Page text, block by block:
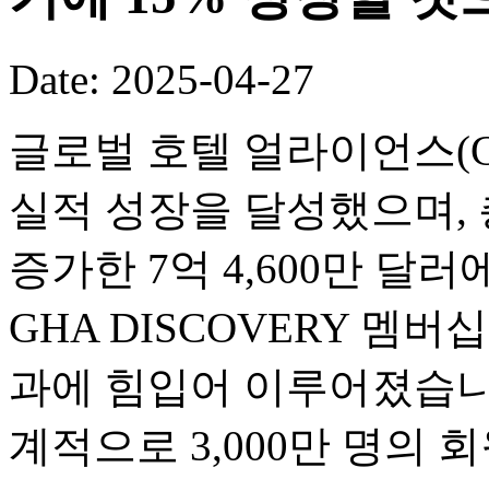
Date: 2025-04-27
글로벌 호텔 얼라이언스
실적 성장을 달성했으며,
증가한 7억 4,600만 달러
GHA DISCOVERY 멤버
과에 힘입어 이루어졌습
계적으로 3,000만 명의